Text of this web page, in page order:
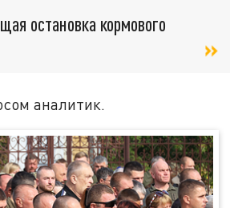
остановка кормового
аналитик.